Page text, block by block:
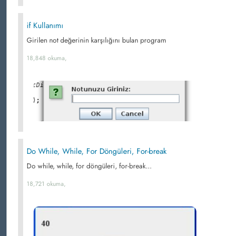
if Kullanımı
Girilen not değerinin karşılığını bulan program
18,848 okuma,
Do While, While, For Döngüleri, For-break
Do while, while, for döngüleri, for-break...
18,721 okuma,